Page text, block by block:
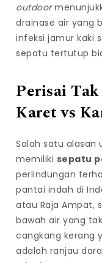
outdoor
drainase air yang
infeksi jamur kaki
sepatu tertutup
Perisai
Karet vs
Salah satu alasan
memiliki sepatu
perlindungan
pantai indah di
atau Raja Ampat,
bawah air yang
cangkang kerang
adalah ranjau